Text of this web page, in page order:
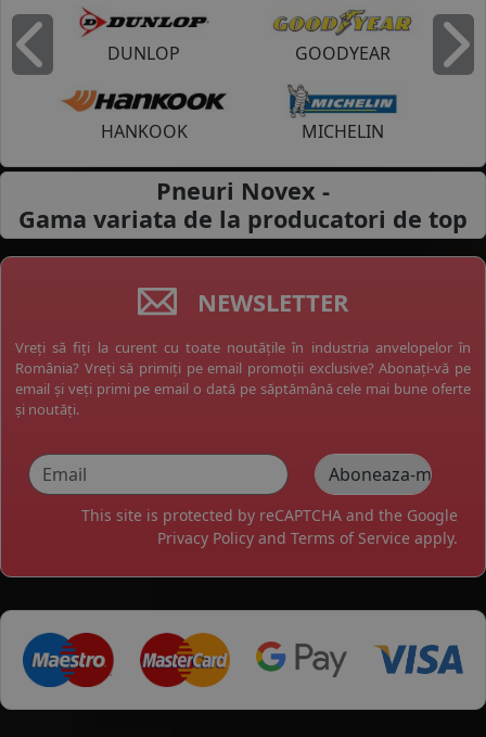
DUNLOP GOODYEAR
HANKOOK MICHELIN
Inapoi
Pneuri Novex -
Gama variata de la producatori de top
NEWSLETTER
Vreți să fiți la curent cu toate noutățile în industria anvelopelor în
România? Vreți să primiți pe email promoții exclusive? Abonați-vă pe
email și veți primi pe email o dată pe săptămână cele mai bune oferte
și noutăți.
This site is protected by reCAPTCHA and the Google
Privacy Policy and Terms of Service apply.